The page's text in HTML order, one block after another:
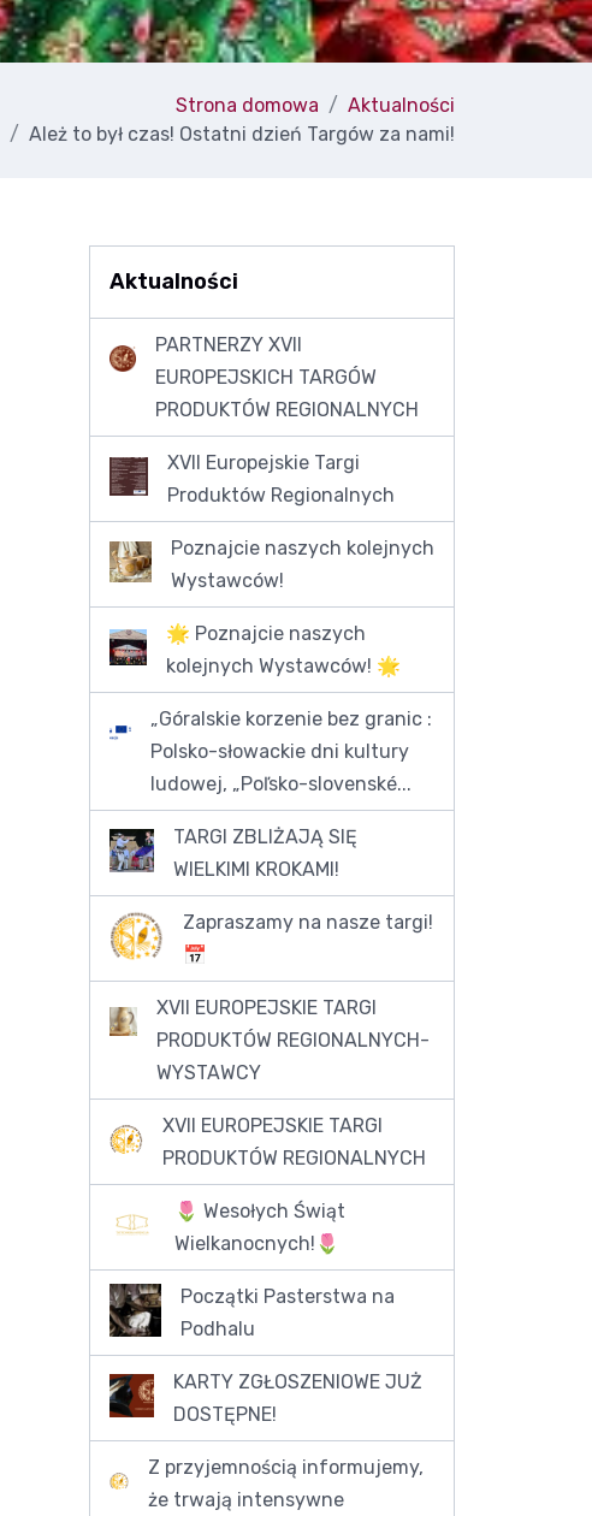
Strona domowa
Aktualności
Ależ to był czas! Ostatni dzień Targów za nami!
Aktualności
PARTNERZY XVII
EUROPEJSKICH TARGÓW
PRODUKTÓW REGIONALNYCH
XVII Europejskie Targi
Produktów Regionalnych
Poznajcie naszych kolejnych
Wystawców!
🌟 Poznajcie naszych
kolejnych Wystawców! 🌟
„Góralskie korzenie bez granic :
Polsko-słowackie dni kultury
ludowej, „Poľsko-slovenské...
TARGI ZBLIŻAJĄ SIĘ
WIELKIMI KROKAMI!
Zapraszamy na nasze targi!
📅
XVII EUROPEJSKIE TARGI
PRODUKTÓW REGIONALNYCH-
WYSTAWCY
XVII EUROPEJSKIE TARGI
PRODUKTÓW REGIONALNYCH
🌷 Wesołych Świąt
Wielkanocnych!🌷
Początki Pasterstwa na
Podhalu
KARTY ZGŁOSZENIOWE JUŻ
DOSTĘPNE!
Z przyjemnością informujemy,
że trwają intensywne